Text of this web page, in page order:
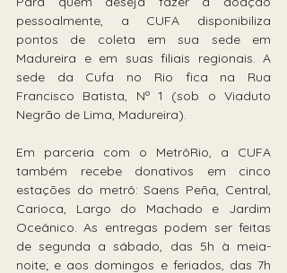
pessoalmente, a CUFA disponibiliza
pontos de coleta em sua sede em
Madureira e em suas filiais regionais. A
sede da Cufa no Rio fica na Rua
Francisco Batista, Nº 1 (sob o Viaduto
Negrão de Lima, Madureira).
Em parceria com o MetrôRio, a CUFA
também recebe donativos em cinco
estações do metrô: Saens Peña, Central,
Carioca, Largo do Machado e Jardim
Oceânico. As entregas podem ser feitas
de segunda a sábado, das 5h à meia-
noite; e aos domingos e feriados, das 7h